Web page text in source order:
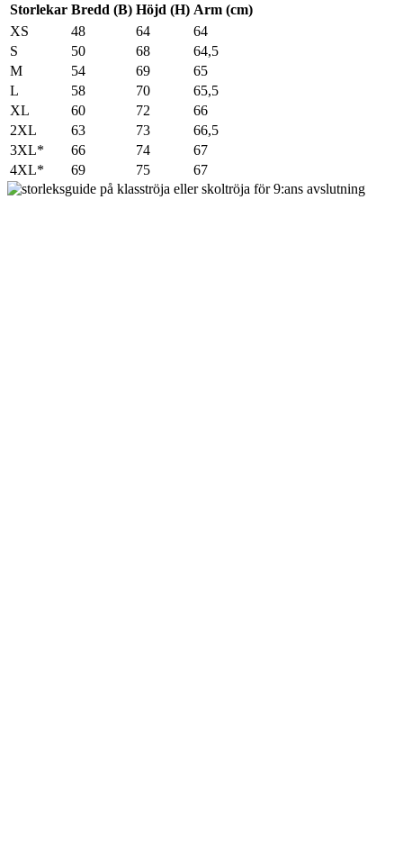
Storlekar Bredd (B) Höjd (H) Arm (cm)
XS
48 64
64
S
50 68
64,5
M
54 69
65
L
58 70
65,5
XL
60 72
66
2XL
63 73
66,5
3XL*
66 74
67
4XL*
69 75 67